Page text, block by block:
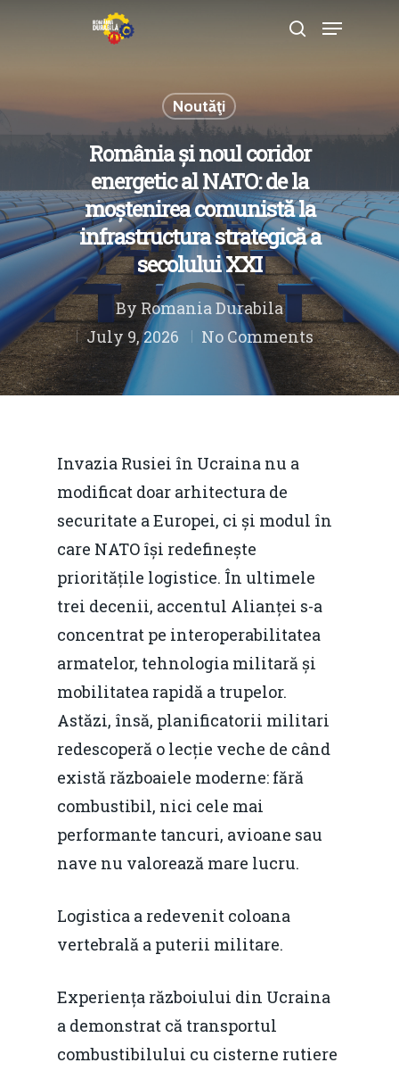
Hit enter to search or ESC to close
Noutăţi
România și noul coridor
energetic al NATO: de la
moștenirea comunistă la
infrastructura strategică a
secolului XXI
By Romania Durabila
July 9, 2026
No Comments
Invazia Rusiei în Ucraina nu a
modificat doar arhitectura de
securitate a Europei, ci și modul în
care NATO își redefinește
prioritățile logistice. În ultimele
trei decenii, accentul Alianței s-a
concentrat pe interoperabilitatea
armatelor, tehnologia militară și
mobilitatea rapidă a trupelor.
Astăzi, însă, planificatorii militari
redescoperă o lecție veche de când
există războaiele moderne: fără
combustibil, nici cele mai
performante tancuri, avioane sau
nave nu valorează mare lucru.
Logistica a redevenit coloana
vertebrală a puterii militare.
Experiența războiului din Ucraina
a demonstrat că transportul
combustibilului cu cisterne rutiere